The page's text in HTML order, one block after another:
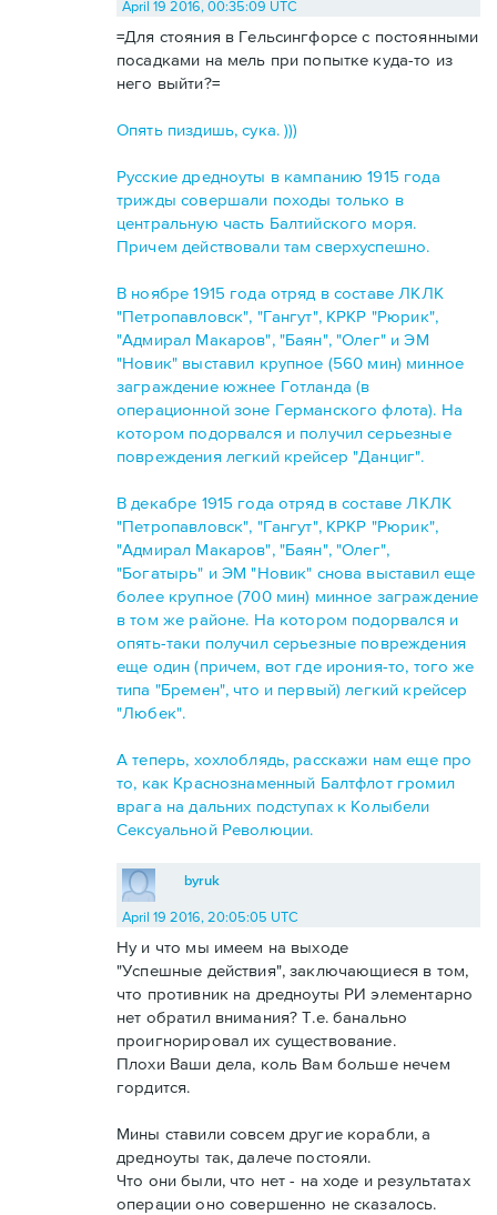
April 19 2016, 00:35:09 UTC
=Для стояния в Гельсингфорсе с постоянными
посадками на мель при попытке куда-то из
него выйти?=
Опять пиздишь, сука. )))
Русские дредноуты в кампанию 1915 года
трижды совершали походы только в
центральную часть Балтийского моря.
Причем действовали там сверхуспешно.
В ноябре 1915 года отряд в составе ЛКЛК
"Петропавловск", "Гангут", КРКР "Рюрик",
"Адмирал Макаров", "Баян", "Олег" и ЭМ
"Новик" выставил крупное (560 мин) минное
заграждение южнее Готланда (в
операционной зоне Германского флота). На
котором подорвался и получил серьезные
повреждения легкий крейсер "Данциг".
В декабре 1915 года отряд в составе ЛКЛК
"Петропавловск", "Гангут", КРКР "Рюрик",
"Адмирал Макаров", "Баян", "Олег",
"Богатырь" и ЭМ "Новик" снова выставил еще
более крупное (700 мин) минное заграждение
в том же районе. На котором подорвался и
опять-таки получил серьезные повреждения
еще один (причем, вот где ирония-то, того же
типа "Бремен", что и первый) легкий крейсер
"Любек".
А теперь, хохлоблядь, расскажи нам еще про
то, как Краснознаменный Балтфлот громил
врага на дальних подступах к Колыбели
Сексуальной Революции.
byruk
April 19 2016, 20:05:05 UTC
Ну и что мы имеем на выходе
"Успешные действия", заключающиеся в том,
что противник на дредноуты РИ элементарно
нет обратил внимания? Т.е. банально
проигнорировал их существование.
Плохи Ваши дела, коль Вам больше нечем
гордится.
Мины ставили совсем другие корабли, а
дредноуты так, далече постояли.
Что они были, что нет - на ходе и результатах
операции оно совершенно не сказалось.